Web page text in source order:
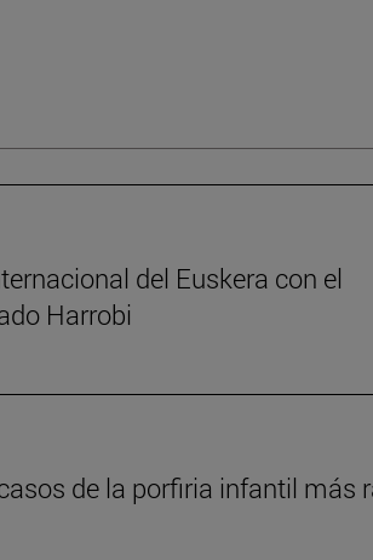
del Euskera con el
Harrobi
de la porfiria infantil más